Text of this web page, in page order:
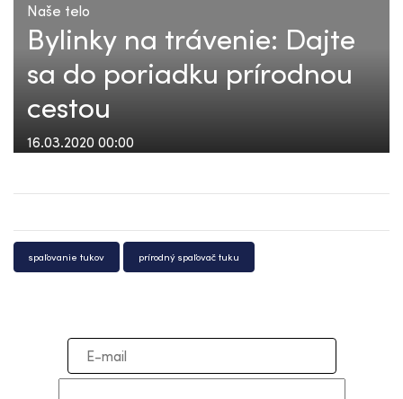
Naše telo
Bylinky na trávenie: Dajte
sa do poriadku prírodnou
cestou
16.03.2020 00:00
spaľovanie tukov prírodný spaľovač tuku